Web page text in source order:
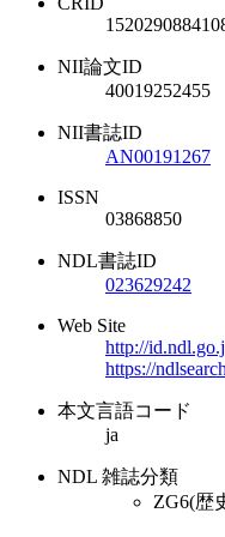
NII論文ID
40019252455
NII書誌ID
AN00191267
ISSN
03868850
NDL書誌ID
023629242
Web Site
http://
https://
本文言語コード
ja
NDL 雑誌分類
ZG6(歴